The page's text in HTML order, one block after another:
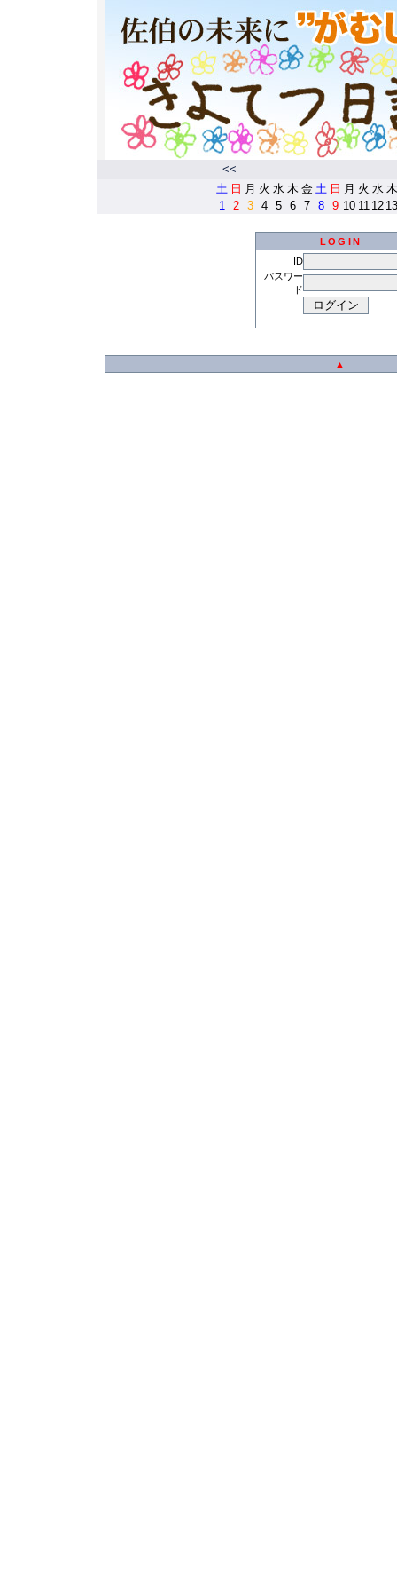
<<
土 日 月 火 水 木 金 土 日 月 火 水 木
1
2 3 4 5 6 7 8 9 10 11 12 13
LOGIN
ID
パスワー
ド
▲